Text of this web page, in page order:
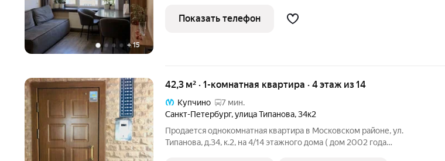
+15
Квартира расположена на 8 этаже 13-этажного кирпично-
монолитного дома,
Показать телефон
42,3 м² · 1-комнатная квартира · 4 этаж из 14
Купчино
7 мин.
Санкт-Петербург,улица Типанова,34к2
Продается однокомнатная квартира в Московском районе, ул.
Типанова, д.34, к.2, на 4/14 этажного дома ( дом 2002 года